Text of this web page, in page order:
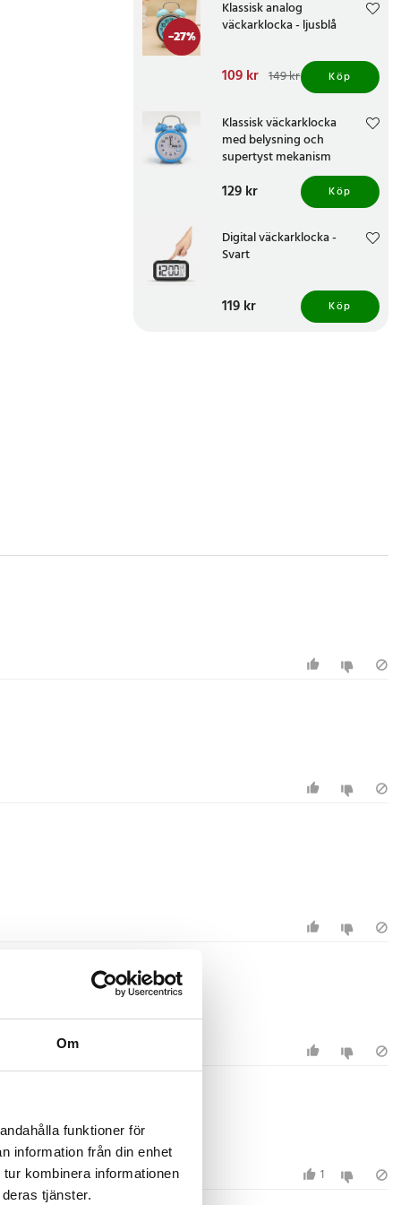
Om
funktioner för
information från din enhet
kombinera informationen
tjänster.
-27%
Klassisk analog
väckarklocka - ljusblå
Nuvarande pris
Tidigare pris 149 kr
109 kr 149 kr Köp
Klassisk väckarklocka
med belysning och
supertyst mekanism
Pris :129 kr
129 kr Köp
Digital väckarklocka -
Svart
Pris :119 kr
119 kr Köp
1